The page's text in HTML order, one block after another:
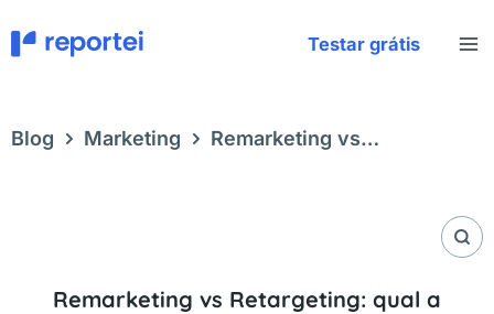
para
Testar grátis
Blog Marketing
Remarketing vs
Remarketing vs Retargeting: qual a